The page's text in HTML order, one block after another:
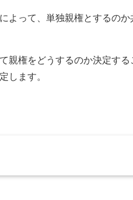
よって、単独親権とするの
親権をどうするのか決定す
します。